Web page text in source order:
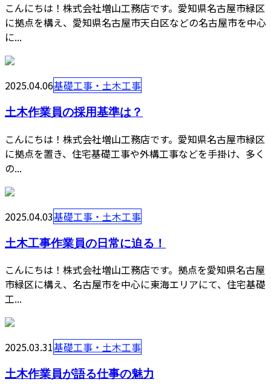
こんにちは！株式会社増山工務店です。愛知県名古屋市緑区
に拠点を構え、愛知県名古屋市天白区などの名古屋市を中心
に...
2025.04.06基礎工事・土木工事
土木作業員の採用基準は？
こんにちは！株式会社増山工務店です。愛知県名古屋市緑区
に拠点を置き、住宅基礎工事や外構工事などを手掛け、多く
の...
2025.04.03基礎工事・土木工事
土木工事作業員の日常に迫る！
こんにちは！株式会社増山工務店です。拠点を愛知県名古屋
市緑区に構え、名古屋市を中心に東海エリアにて、住宅基礎
工...
2025.03.31基礎工事・土木工事
土木作業員が語る仕事の魅力